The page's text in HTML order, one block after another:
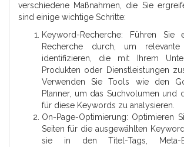
verschiedene Maßnahmen, die Sie
sind einige wichtige Schritte:
Keyword-Recherche: Führen Sie
Recherche durch, um
identifizieren, die mit Ihrem
Produkten oder Dienstleistungen
Verwenden Sie Tools wie den
Planner, um das Suchvolumen und
für diese Keywords zu analysieren.
On-Page-Optimierung: Optimieren
Seiten für die ausgewählten
sie in den Titel-Tags, Meta-